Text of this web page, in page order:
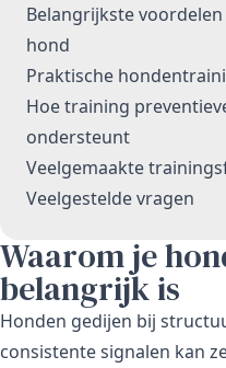
Belangrijkste
hond
Praktische
Hoe training
ondersteunt
Veelgemaakte
Veelgestelde vragen
Waarom je
belangrijk is
Honden gedijen bij
consistente signalen kan